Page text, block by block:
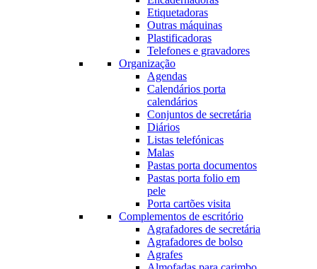
Etiquetadoras
Outras máquinas
Plastificadoras
Telefones e gravadores
Organização
Agendas
Calendários porta
calendários
Conjuntos de secretária
Diários
Listas telefónicas
Malas
Pastas porta documentos
Pastas porta folio em
pele
Porta cartões visita
Complementos de escritório
Agrafadores de secretária
Agrafadores de bolso
Agrafes